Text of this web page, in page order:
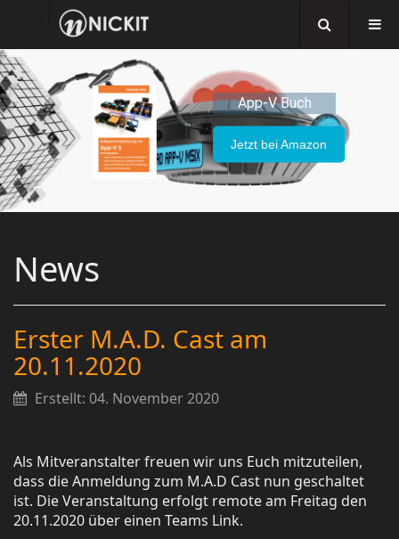
App-V Buch
Jetzt bei Amazon
News
Erster M.A.D. Cast am
20.11.2020
Erstellt: 04. November 2020
Als Mitveranstalter freuen wir uns Euch mitzuteilen,
dass die Anmeldung zum M.A.D Cast nun geschaltet
ist. Die Veranstaltung erfolgt remote am Freitag den
20.11.2020 über einen Teams Link.